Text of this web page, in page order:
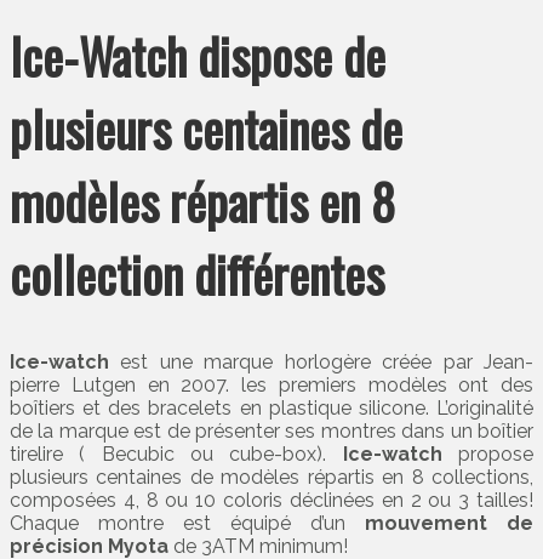
Ice-Watch dispose de
plusieurs centaines de
modèles répartis en 8
collection différentes
Ice-watch est une marque horlogère créée par Jean-
pierre Lutgen en 2007. les premiers modèles ont des
boîtiers et des bracelets en plastique silicone. L’originalité
de la marque est de présenter ses montres dans un boîtier
tirelire ( Becubic ou cube-box). Ice-watch propose
plusieurs centaines de modèles répartis en 8 collections,
composées 4, 8 ou 10 coloris déclinées en 2 ou 3 tailles!
Chaque montre est équipé d’un mouvement de
précision Myota de 3ATM minimum!